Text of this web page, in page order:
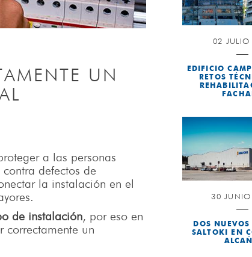
UN
a las personas
defectos de
la instalación en el
de instalación, por eso en
correctamente un
02 JULIO
EDIFICIO
RETOS
30
DOS NUEVOS
SALTOKI EN